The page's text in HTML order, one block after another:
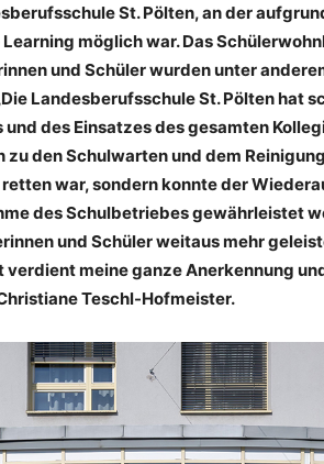
St. Pölten, an der
möglich war. Das
und Schüler wurden unter
Landesberufsschule St. Pölten hat
des Einsatzes des gesamten
den Schulwarten und dem
war, sondern konnte der
des Schulbetriebes gewährleistet
und Schüler weitaus mehr
verdient meine ganze Anerkennung
Teschl-Hofmeister.